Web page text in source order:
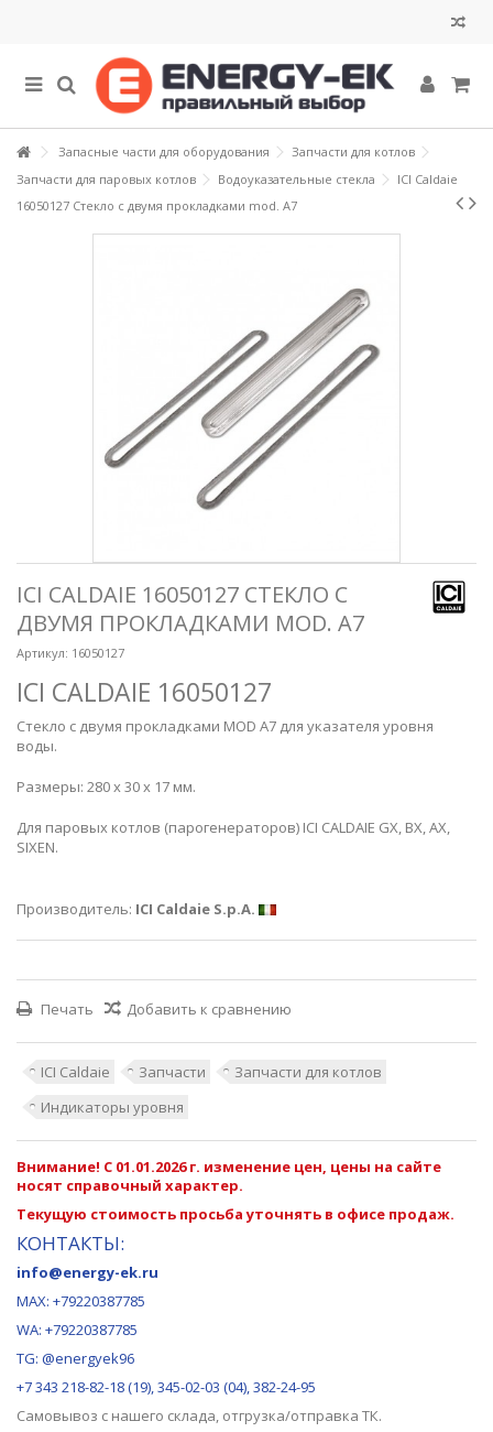
Запасные части для оборудования
Запчасти для котлов
Запчасти для паровых котлов
Водоуказательные стекла
ICI Caldaie
16050127 Стекло с двумя прокладками mod. A7
ICI CALDAIE 16050127 СТЕКЛО С
ДВУМЯ ПРОКЛАДКАМИ MOD. A7
Артикул: 16050127
ICI CALDAIE 16050127
Стекло с двумя прокладками MOD A7 для указателя уровня
воды.
Размеры: 280 х 30 х 17 мм.
Для паровых котлов (парогенераторов) ICI CALDAIE GX, BX, AX,
SIXEN.
Производитель: ICI Caldaie S.p.A.
Печать Добавить к сравнению
ICI Caldaie Запчасти
Запчасти для котлов
Индикаторы уровня
Внимание! С 01.01.2026 г. изменение цен, цены на сайте
носят справочный характер.
Текущую стоимость просьба уточнять в офисе продаж.
КОНТАКТЫ:
info@energy-ek.ru
MAX: +79220387785
WA: +79220387785
TG: @energyek96
+7 343 218-82-18 (19), 345-02-03 (04), 382-24-95
Самовывоз с нашего склада, отгрузка/отправка ТК.